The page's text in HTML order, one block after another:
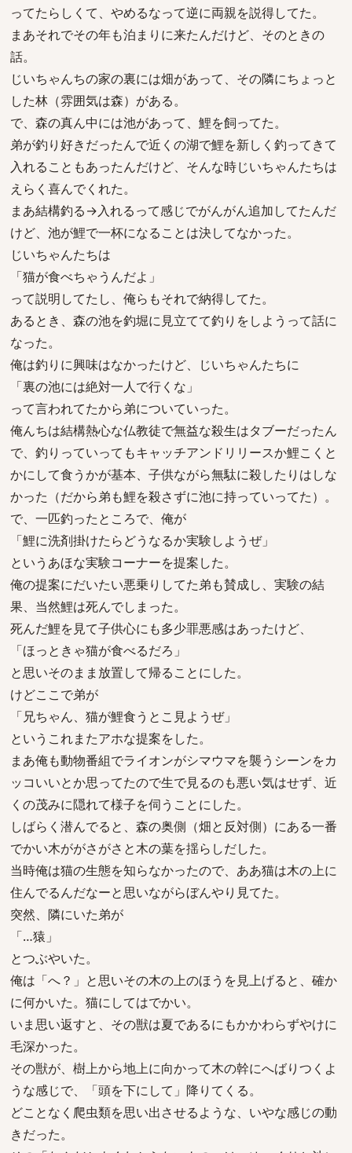
ってたらしくて、やめるなって逆に両親を説得してた。
まあそれでその年も泊まりに来たんだけど、そのときの
話。
じいちゃんちの家の裏には畑があって、その隣にちょっと
した林（雰囲気は森）がある。
で、森の真ん中には池があって、鯉を飼ってた。
弟が釣り好きだったんで近くの湖で鯉を新しく釣ってきて
入れることもあったんだけど、そんな時じいちゃんたちは
えらく喜んでくれた。
まあ結構釣る→入れるって感じでがんがん追加してたんだ
けど、池が鯉で一杯になることは決してなかった。
じいちゃんたちは
「猫が食べちゃうんだよ」
って説明してたし、俺らもそれで納得してた。
あるとき、森の池を釣堀に見立てて釣りをしようって話に
なった。
俺は釣りに興味はなかったけど、じいちゃんたちに
「裏の池には絶対一人で行くな」
って言われてたから弟についていった。
俺んちは結構熱心な仏教徒で無益な殺生はタブーだったん
で、釣りっていってもキャッチアンドリリースか鯉こくと
かにして食うかが基本、子供ながら無駄に殺したりはしな
かった（だから弟も鯉を殺さずに池に持っていってた）。
で、一匹釣ったところで、俺が
「鯉に洗剤掛けたらどうなるか実験しようぜ」
というあほな実験コーナーを提案した。
俺の提案にだいたい悪乗りしてた弟も賛成し、実験の結
果、当然鯉は死んでしまった。
死んだ鯉を見て子供心にも多少罪悪感はあったけど、
「ほっときゃ猫が食べるだろ」
と思いそのまま放置して帰ることにした。
けどここで弟が
「兄ちゃん、猫が鯉食うとこ見ようぜ」
というこれまたアホな提案をした。
まあ俺も動物番組でライオンがシマウマを襲うシーンをカ
ッコいいとか思ってたので生で見るのも悪い気はせず、近
くの茂みに隠れて様子を伺うことにした。
しばらく潜んでると、森の奥側（畑と反対側）にある一番
でかい木ががさがさと木の葉を揺らしだした。
当時俺は猫の生態を知らなかったので、ああ猫は木の上に
住んでるんだなーと思いながらぼんやり見てた。
突然、隣にいた弟が
「…猿」
とつぶやいた。
俺は「へ？」と思いその木の上のほうを見上げると、確か
に何かいた。猫にしてはでかい。
いま思い返すと、その獣は夏であるにもかかわらずやけに
毛深かった。
その獣が、樹上から地上に向かって木の幹にへばりつくよ
うな感じで、「頭を下にして」降りてくる。
どことなく爬虫類を思い出させるような、いやな感じの動
きだった。